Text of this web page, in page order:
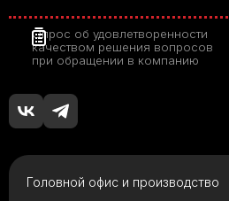
Опрос об удовлетворенности
качеством решения вопросов
при обращении в компанию
Головной офис и производство